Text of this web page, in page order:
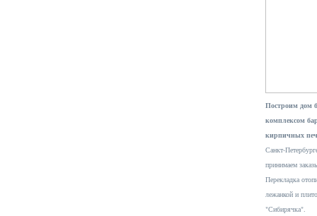
Построим дом
комплексом
кирпичных
Санкт-
принимаем
Перекладка
лежанкой и
"Сибирячка".